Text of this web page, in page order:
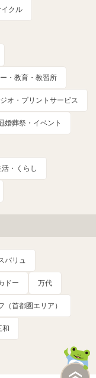
イクル
・教育・教習所
オ・プリントサービス
婚葬祭・イベント
活・くらし
バリュ
ドー 万代
（首都圏エリア）
和